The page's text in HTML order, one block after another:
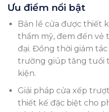
Ưu điểm nổi bật
Bản lề cửa được thiết
thẩm mỹ, đem đến vẻ
đại. Đồng thời giảm
trường giúp tăng tuổi
kiện.
Giải pháp cửa xếp
thiết kế đặc biệt cho